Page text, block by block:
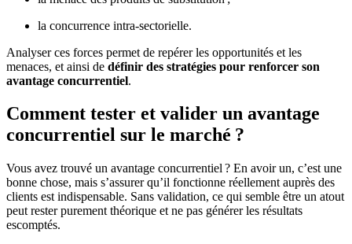
la concurrence intra-sectorielle.
Analyser ces forces permet de repérer les opportunités et les
menaces, et ainsi de définir des stratégies pour renforcer son
avantage concurrentiel.
Comment tester et valider un avantage
concurrentiel sur le marché ?
Vous avez trouvé un avantage concurrentiel ? En avoir un, c’est une
bonne chose, mais s’assurer qu’il fonctionne réellement auprès des
clients est indispensable. Sans validation, ce qui semble être un atout
peut rester purement théorique et ne pas générer les résultats
escomptés.